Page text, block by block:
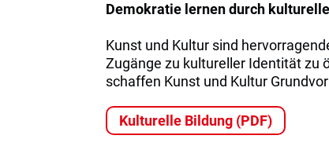
Demokratie lernen durch
Kunst und Kultur sind
Zugänge zu kultureller Identität zu
schaffen Kunst und Kultur
Kulturelle Bildung (PDF)